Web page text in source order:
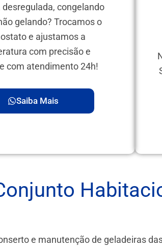
desregulada, congelando
gelando? Trocamos o
e ajustamos a
com precisão e
com atendimento 24h!
Saiba Mais
e manutenção de geladeiras